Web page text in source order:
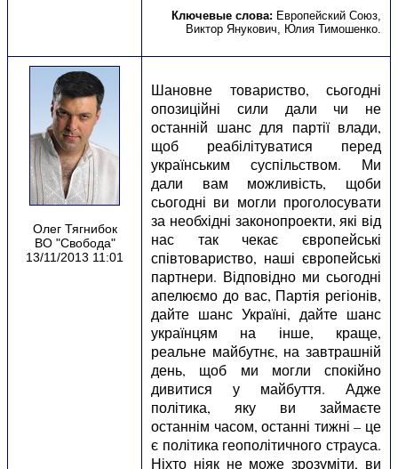
Ключевые слова: Европейский Союз
Виктор Янукович
Юлия Тимошенко
Олег Тягнибок
ВО "Свобода"
13/11/2013 11:01
Шановне товариство, сьогодні
опозиційні сили дали чи не
останній шанс для партії влади,
щоб реабілітуватися перед
українським суспільством. Ми
дали вам можливість, щоби
сьогодні ви могли проголосувати
за необхідні законопроекти, які від
нас так чекає європейські
співтовариство, наші європейські
партнери. Відповідно ми сьогодні
апелюємо до вас, Партія регіонів,
дайте шанс Україні, дайте шанс
українцям на інше, краще,
реальне майбутнє, на завтрашній
день, щоб ми могли спокійно
дивитися у майбуття. Адже
політика, яку ви займаєте
останнім часом, останні тижні – це
є політика геополітичного страуса.
Ніхто ніяк не може зрозуміти, ви